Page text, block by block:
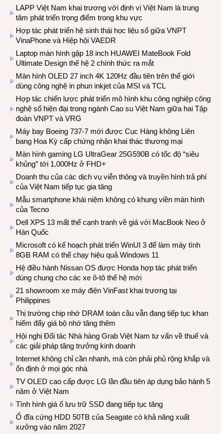
LAPP Việt Nam khai trương với định vị Việt Nam là trung
tâm phát triển trọng điểm trong khu vực
Hợp tác phát triển hệ sinh thái học liệu số giữa VNPT
VinaPhone và Hiệp hội VAEDR
Laptop màn hình gập 18 inch HUAWEI MateBook Fold
Ultimate Design thế hệ 2 chính thức ra mắt
Màn hình OLED 27 inch 4K 120Hz đầu tiên trên thế giới
dùng công nghệ in phun inkjet của MSI và TCL
Hợp tác chiến lược phát triển mô hình khu công nghiệp công
nghệ số hiện đại trong ngành Cao su Việt Nam giữa hai Tập
đoàn VNPT và VRG
Máy bay Boeing 737-7 mới được Cục Hàng không Liên
bang Hoa Kỳ cấp chứng nhận khai thác thương mại
Màn hình gaming LG UltraGear 25G590B có tốc độ “siêu
khủng” tới 1.000Hz ở FHD+
Doanh thu của các dịch vụ viễn thông và truyền hình trả phí
của Việt Nam tiếp tục gia tăng
Mẫu smartphone khái niệm không có khung viền màn hình
của Tecno
Dell XPS 13 mất thế cạnh tranh về giá với MacBook Neo ở
Hàn Quốc
Microsoft có kế hoạch phát triển WinUI 3 để làm máy tính
8GB RAM có thể chạy hiệu quả Windows 11
Hệ điều hành Nissan OS được Honda hợp tác phát triển
dùng chung cho các xe ô-tô thế hệ mới
21 showroom xe máy điện VinFast khai trương tại
Philippines
Thị trường chip nhớ DRAM toàn cầu vẫn đang tiếp tục khan
hiếm đẩy giá bộ nhớ tăng thêm
Hội nghị Đối tác Nhà hàng Grab Việt Nam tư vấn về thuế và
các giải pháp tăng trưởng kinh doanh
Internet không chỉ cần nhanh, mà còn phải phủ rộng khắp và
ổn định ở mọi góc nhà
TV OLED cao cấp được LG lần đầu tiên áp dụng bảo hành 5
năm ở Việt Nam
Tình hình giá ổ lưu trữ SSD đang tiếp tục tăng
Ổ đĩa cứng HDD 50TB của Seagate có khả năng xuất
xưởng vào năm 2027